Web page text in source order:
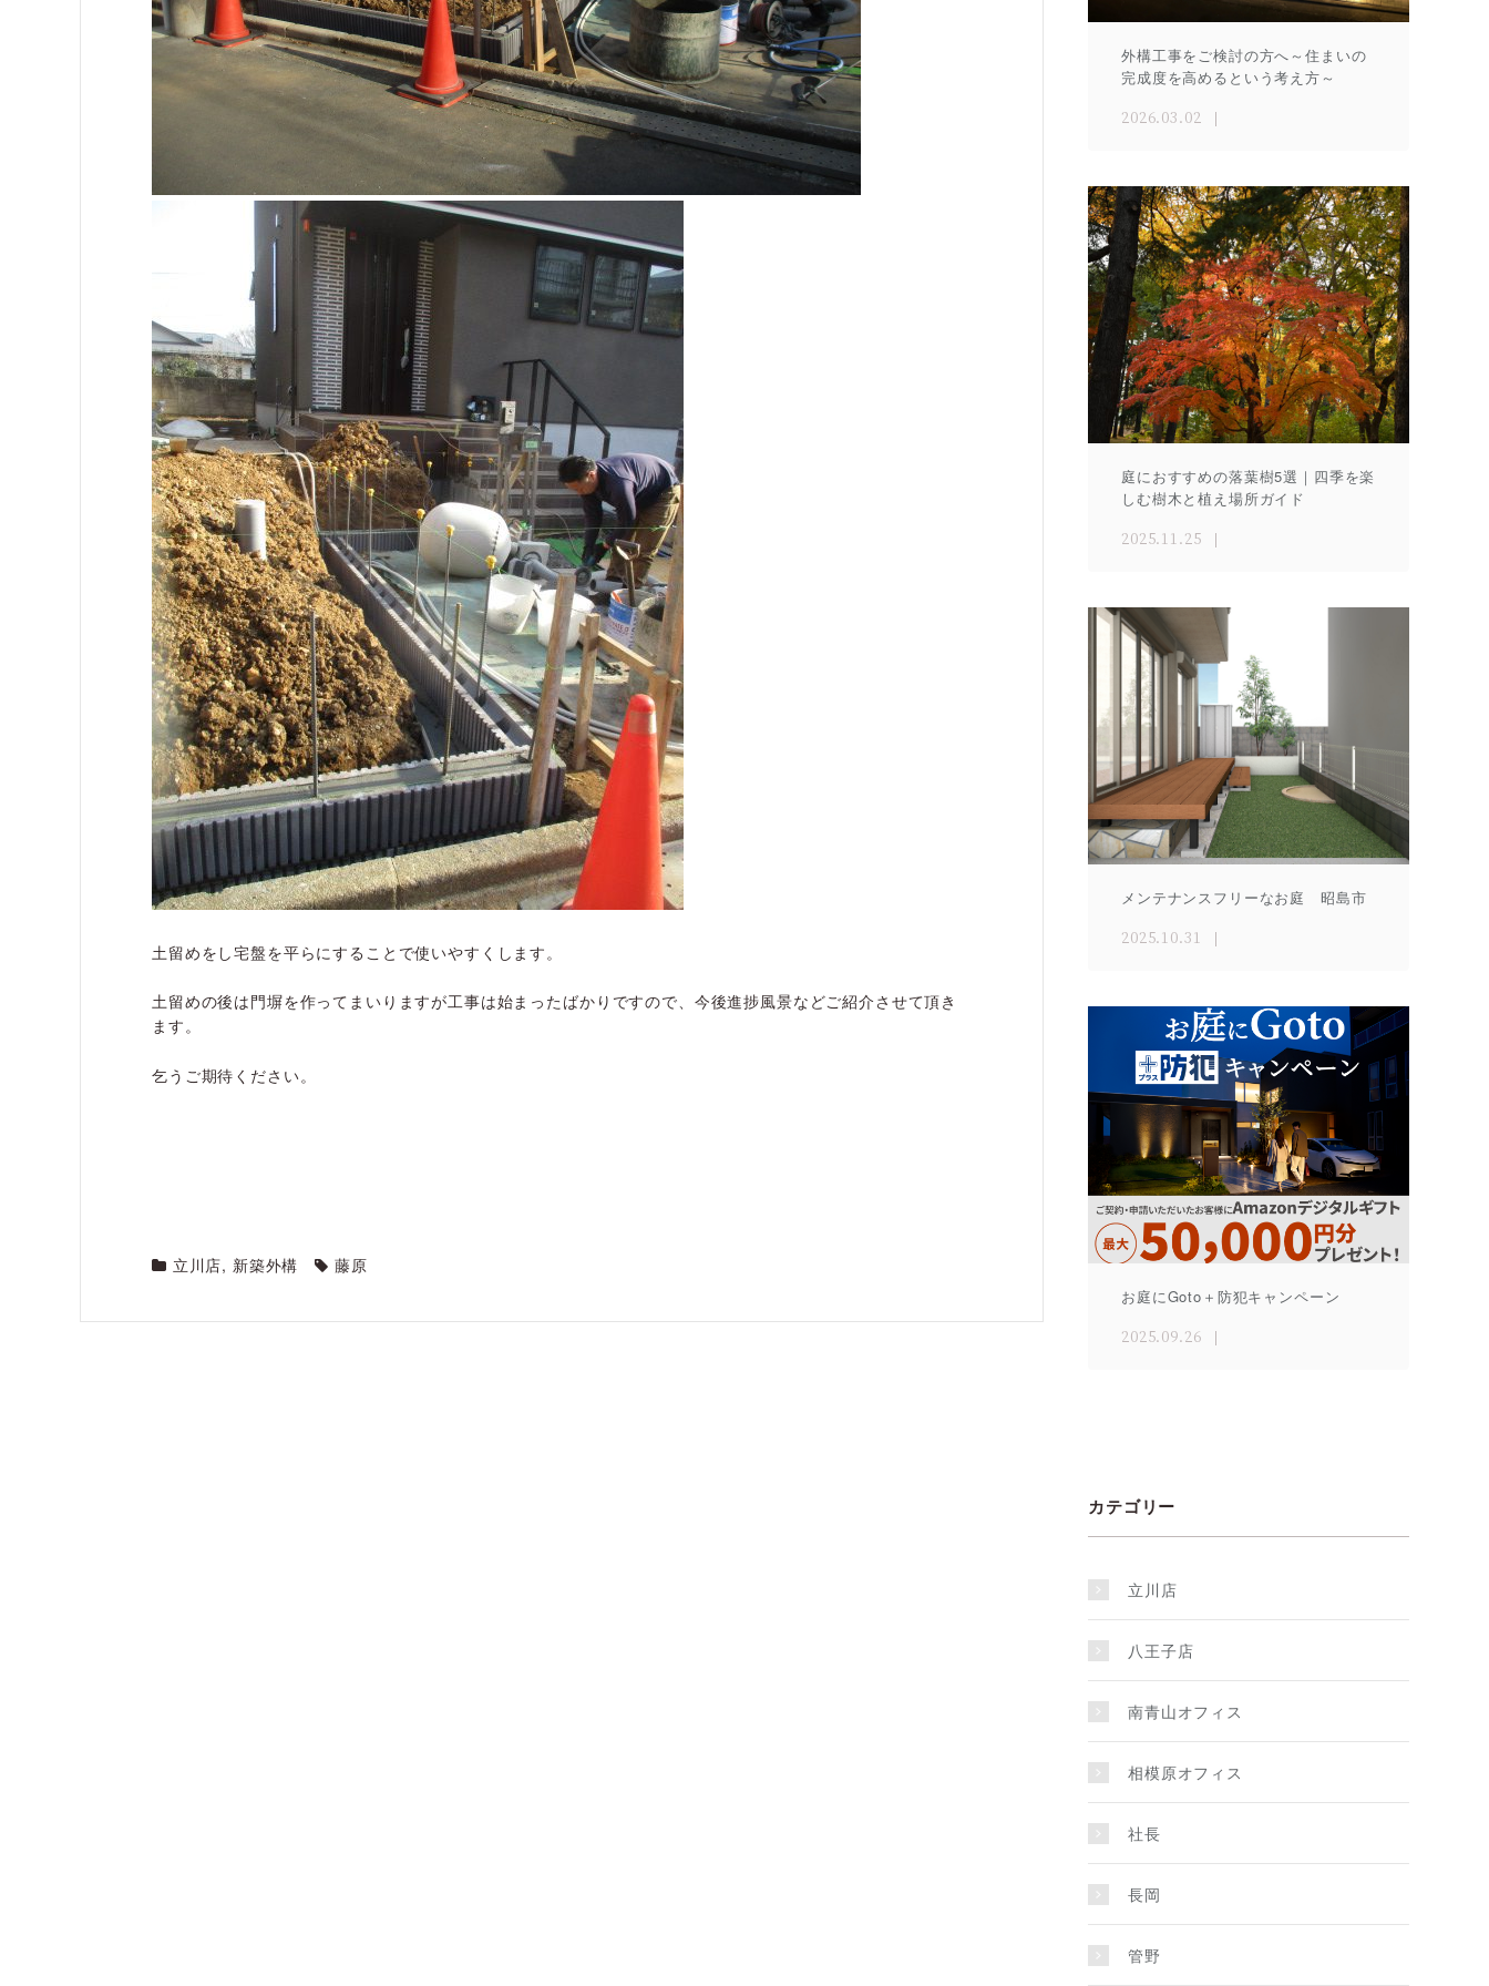
土留めをし宅盤を平らにすることで使いやすくします。
土留めの後は門塀を作ってまいりますが工事は始まったばかりですので、今後進捗風景などご紹介させて頂き
ます。
乞うご期待ください。
立川店, 新築外構 藤原
外構工事をご検討の方へ～住まいの
完成度を高めるという考え方～
2026.03.02
庭におすすめの落葉樹5選｜四季を楽
しむ樹木と植え場所ガイド
2025.11.25
メンテナンスフリーなお庭 昭島市
2025.10.31
お庭にGoto＋防犯キャンペーン
2025.09.26
カテゴリー
立川店
八王子店
南青山オフィス
相模原オフィス
社長
長岡
管野